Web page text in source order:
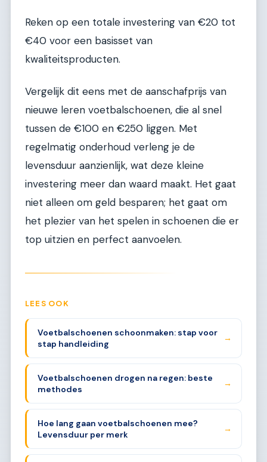
Reken op een totale investering van €20 tot
€40 voor een basisset van
kwaliteitsproducten.
Vergelijk dit eens met de aanschafprijs van
nieuwe leren voetbalschoenen, die al snel
tussen de €100 en €250 liggen. Met
regelmatig onderhoud verleng je de
levensduur aanzienlijk, wat deze kleine
investering meer dan waard maakt. Het gaat
niet alleen om geld besparen; het gaat om
het plezier van het spelen in schoenen die er
top uitzien en perfect aanvoelen.
LEES OOK
Voetbalschoenen schoonmaken: stap voor
stap handleiding
→
Voetbalschoenen drogen na regen: beste
methodes
→
Hoe lang gaan voetbalschoenen mee?
Levensduur per merk
→